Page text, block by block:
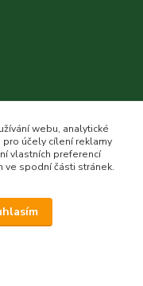
webu, analytické
účely cílení reklamy
vlastních preferencí
ve spodní části stránek.